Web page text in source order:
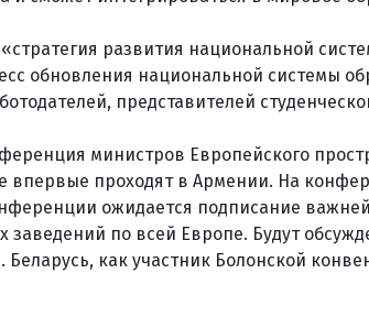
развития национальной
обновления национальной системы
представителей
министров Европейского
впервые проходят в Армении. На
ожидается подписание
заведений по всей Европе. Будут
Беларусь, как участник Болонской